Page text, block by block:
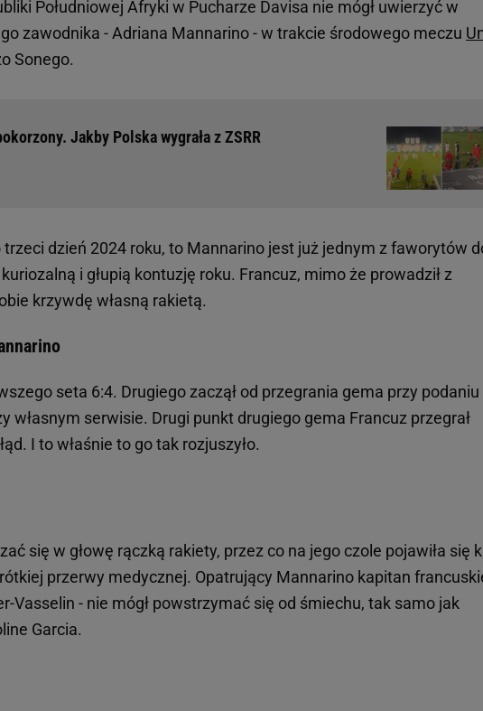
Południowej Afryki w Pucharze Davisa nie mógł uwierzyć w
zawodnika - Adriana Mannarino - w trakcie środowego meczu
Sonego.
Jakby Polska wygrała z ZSRR
dzień 2024 roku, to Mannarino jest już jednym z faworytów
i głupią kontuzję roku. Francuz, mimo że prowadził z
krzywdę własną rakietą.
seta 6:4. Drugiego zaczął od przegrania gema przy podaniu
własnym serwisie. Drugi punkt drugiego gema Francuz przegrał
I to właśnie to go tak rozjuszyło.
się w głowę rączką rakiety, przez co na jego czole pojawiła się
przerwy medycznej. Opatrujący Mannarino kapitan
Vasselin - nie mógł powstrzymać się od śmiechu, tak samo jak
Garcia.